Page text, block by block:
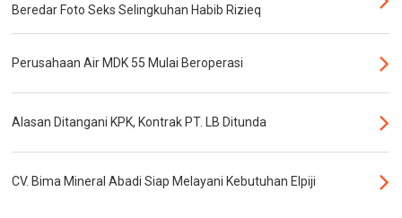
Beredar Foto Seks Selingkuhan Habib Rizieq
Perusahaan Air MDK 55 Mulai Beroperasi
Alasan Ditangani KPK, Kontrak PT. LB Ditunda
CV. Bima Mineral Abadi Siap Melayani Kebutuhan Elpiji